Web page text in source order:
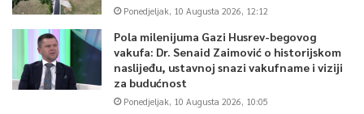
Ponedjeljak, 10 Augusta 2026, 12:12
Pola milenijuma Gazi Husrev-begovog
vakufa: Dr. Senaid Zaimović o historijskom
naslijeđu, ustavnoj snazi vakufname i viziji
za budućnost
Ponedjeljak, 10 Augusta 2026, 10:05